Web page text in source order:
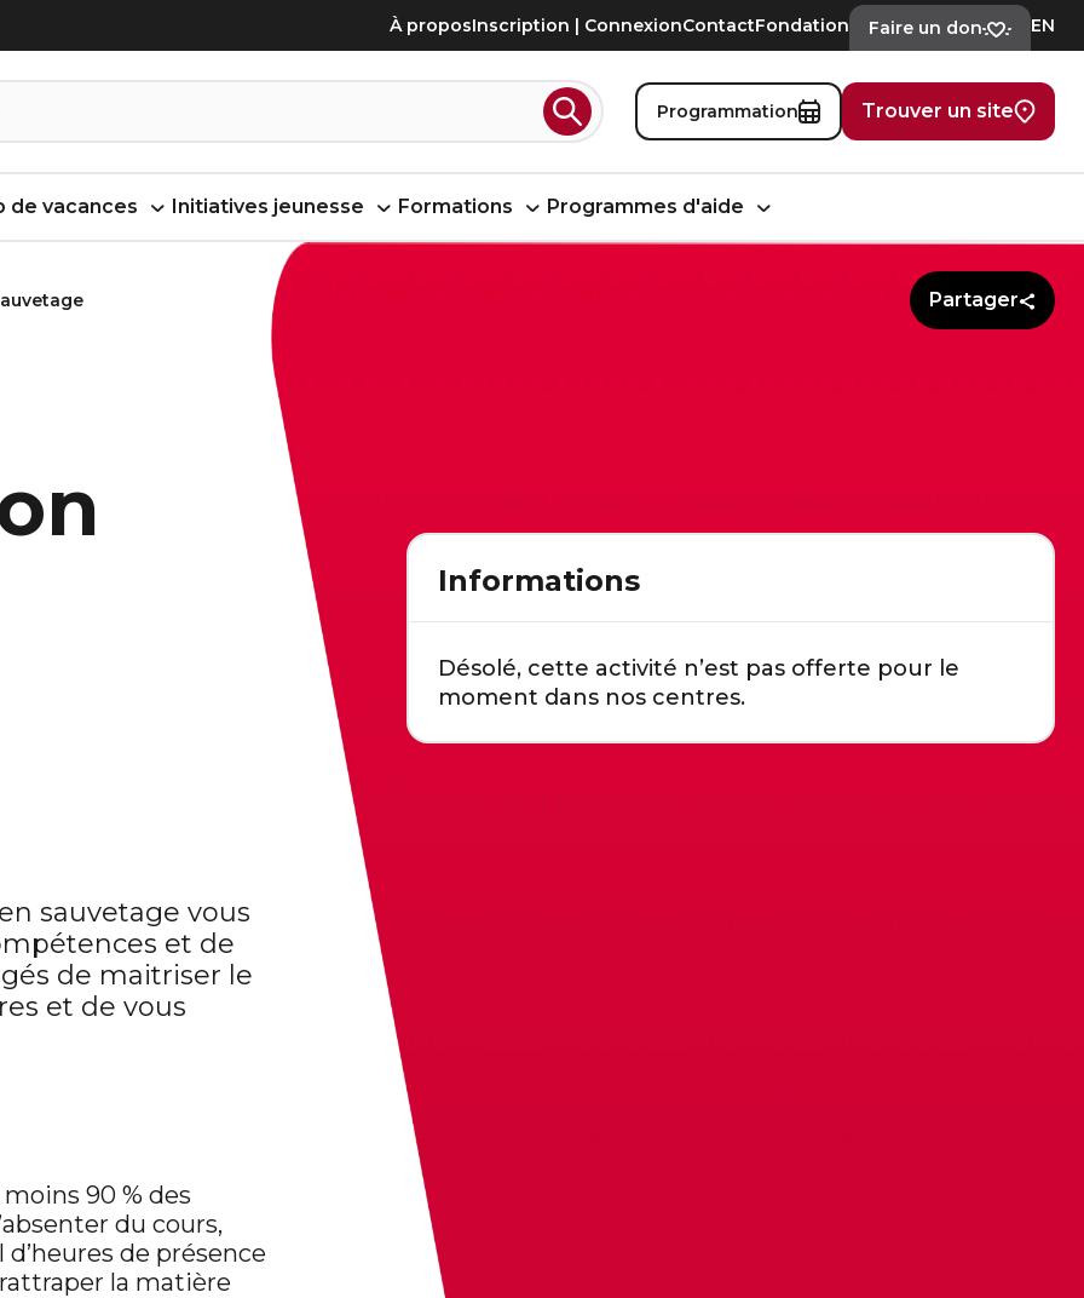
À proposInscription | ConnexionContactFondation Faire un don EN
RechercherProgrammation Trouver un site
de vacances Initiatives jeunesse Formations Programmes d'aide
Partager
sauvetage vous
et de
de maitriser le
et de vous
90 % des
du cours,
de présence
la matière
Informations
Désolé, cette activité n’est pas offerte pour le
moment dans nos centres.